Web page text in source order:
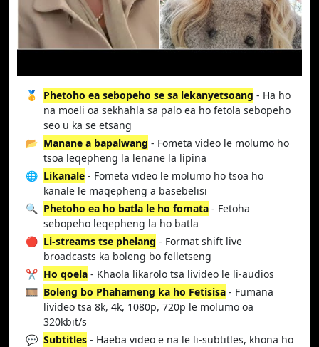
🥇 Phetoho ea sebopeho se sa lekanyetsoang - Ha ho
na moeli oa sekhahla sa palo ea ho fetola sebopeho
seo u ka se etsang
📂 Manane a bapalwang - Fometa video le molumo ho
tsoa leqepheng la lenane la lipina
🌐 Likanale - Fometa video le molumo ho tsoa ho
kanale le maqepheng a basebelisi
🔍 Phetoho ea ho batla le ho fomata - Fetoha
sebopeho leqepheng la ho batla
🔴 Li-streams tse phelang - Format shift live
broadcasts ka boleng bo felletseng
✂️ Ho qoela - Khaola likarolo tsa livideo le li-audios
🎞️ Boleng bo Phahameng ka ho Fetisisa - Fumana
livideo tsa 8k, 4k, 1080p, 720p le molumo oa
320kbit/s
💬 Subtitles - Haeba video e na le li-subtitles, khona ho